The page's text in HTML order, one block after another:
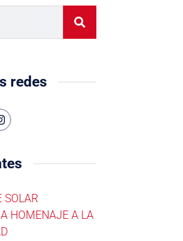
redes
SOLAR
HOMENAJE A LA